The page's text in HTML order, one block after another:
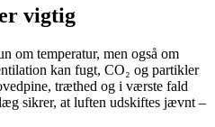
vigtig
om temperatur, men også om
kan fugt, CO₂ og partikler
træthed og i værste fald
sikrer, at luften udskiftes jævnt –